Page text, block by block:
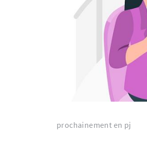
prochainement en pj